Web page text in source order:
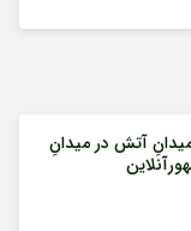
آتش در میدانِ